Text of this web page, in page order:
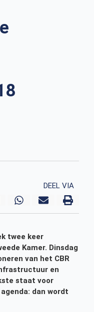
DEEL VIA
twee keer
Kamer. Dinsdag
van het CBR
en
staat voor
dan wordt